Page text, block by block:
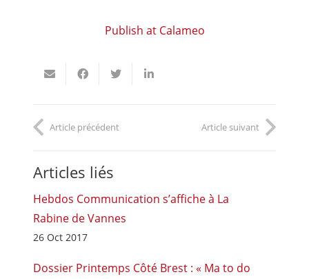
Publish at Calameo
Article précédent Article suivant
Articles liés
Hebdos Communication s’affiche à La
Rabine de Vannes
26 Oct 2017
Dossier Printemps Côté Brest : « Ma to do